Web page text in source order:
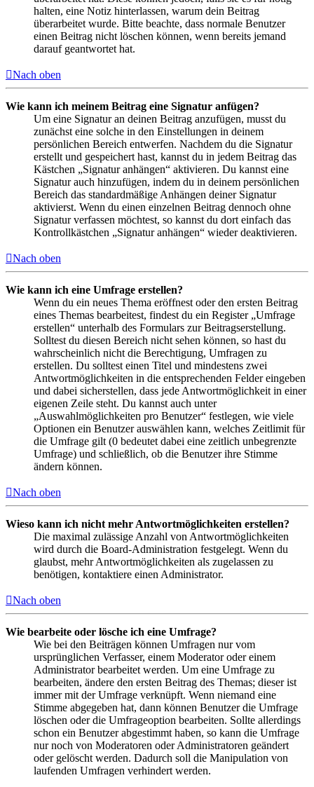
halten, eine Notiz hinterlassen, warum dein Beitrag
überarbeitet wurde. Bitte beachte, dass normale Benutzer
einen Beitrag nicht löschen können, wenn bereits jemand
darauf geantwortet hat.
Nach oben
Wie kann ich meinem Beitrag eine Signatur anfügen?
Um eine Signatur an deinen Beitrag anzufügen, musst du
zunächst eine solche in den Einstellungen in deinem
persönlichen Bereich entwerfen. Nachdem du die Signatur
erstellt und gespeichert hast, kannst du in jedem Beitrag das
Kästchen „Signatur anhängen“ aktivieren. Du kannst eine
Signatur auch hinzufügen, indem du in deinem persönlichen
Bereich das standardmäßige Anhängen deiner Signatur
aktivierst. Wenn du einen einzelnen Beitrag dennoch ohne
Signatur verfassen möchtest, so kannst du dort einfach das
Kontrollkästchen „Signatur anhängen“ wieder deaktivieren.
Nach oben
Wie kann ich eine Umfrage erstellen?
Wenn du ein neues Thema eröffnest oder den ersten Beitrag
eines Themas bearbeitest, findest du ein Register „Umfrage
erstellen“ unterhalb des Formulars zur Beitragserstellung.
Solltest du diesen Bereich nicht sehen können, so hast du
wahrscheinlich nicht die Berechtigung, Umfragen zu
erstellen. Du solltest einen Titel und mindestens zwei
Antwortmöglichkeiten in die entsprechenden Felder eingeben
und dabei sicherstellen, dass jede Antwortmöglichkeit in einer
eigenen Zeile steht. Du kannst auch unter
„Auswahlmöglichkeiten pro Benutzer“ festlegen, wie viele
Optionen ein Benutzer auswählen kann, welches Zeitlimit für
die Umfrage gilt (0 bedeutet dabei eine zeitlich unbegrenzte
Umfrage) und schließlich, ob die Benutzer ihre Stimme
ändern können.
Nach oben
Wieso kann ich nicht mehr Antwortmöglichkeiten erstellen?
Die maximal zulässige Anzahl von Antwortmöglichkeiten
wird durch die Board-Administration festgelegt. Wenn du
glaubst, mehr Antwortmöglichkeiten als zugelassen zu
benötigen, kontaktiere einen Administrator.
Nach oben
Wie bearbeite oder lösche ich eine Umfrage?
Wie bei den Beiträgen können Umfragen nur vom
ursprünglichen Verfasser, einem Moderator oder einem
Administrator bearbeitet werden. Um eine Umfrage zu
bearbeiten, ändere den ersten Beitrag des Themas; dieser ist
immer mit der Umfrage verknüpft. Wenn niemand eine
Stimme abgegeben hat, dann können Benutzer die Umfrage
löschen oder die Umfrageoption bearbeiten. Sollte allerdings
schon ein Benutzer abgestimmt haben, so kann die Umfrage
nur noch von Moderatoren oder Administratoren geändert
oder gelöscht werden. Dadurch soll die Manipulation von
laufenden Umfragen verhindert werden.